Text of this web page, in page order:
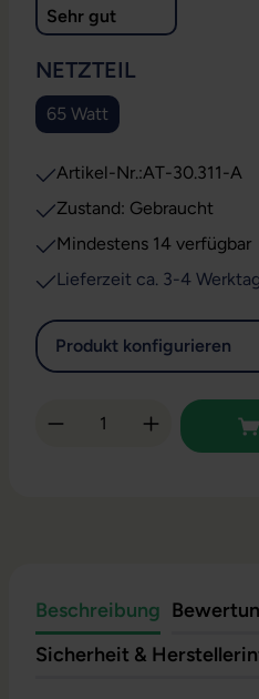
Sehr gut
NETZTEIL
65 Watt
Artikel-Nr.:AT-30.311-A
Zustand: Gebraucht
Mindestens 14 verfügbar
Lieferzeit ca. 3-4
Produkt konfigurieren
Produkt Anzahl:
Beschreibung
Sicherheit &